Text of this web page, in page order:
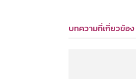
บทความที่เกี่ยวข้อง